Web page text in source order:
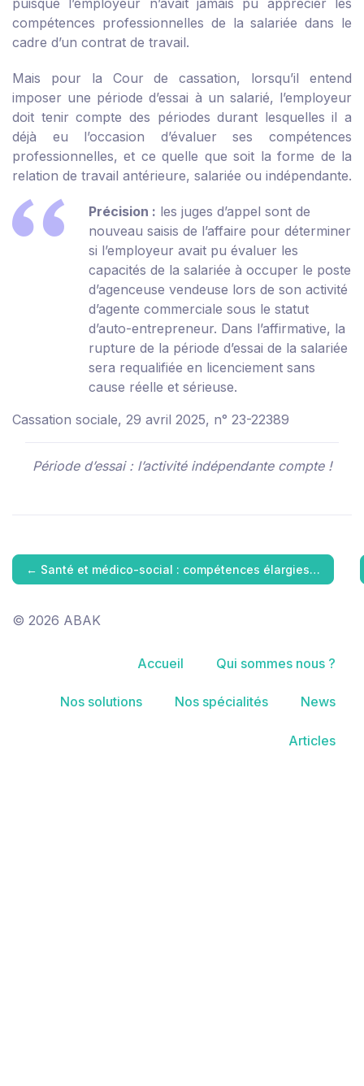
puisque l’employeur n’avait jamais pu apprécier les
compétences professionnelles de la salariée dans le
cadre d’un contrat de travail.
Mais pour la Cour de cassation, lorsqu’il entend
imposer une période d’essai à un salarié, l’employeur
doit tenir compte des périodes durant lesquelles il a
déjà eu l’occasion d’évaluer ses compétences
professionnelles, et ce quelle que soit la forme de la
relation de travail antérieure, salariée ou indépendante.
Précision : les juges d’appel sont de
nouveau saisis de l’affaire pour déterminer
si l’employeur avait pu évaluer les
capacités de la salariée à occuper le poste
d’agenceuse vendeuse lors de son activité
d’agente commerciale sous le statut
d’auto-entrepreneur. Dans l’affirmative, la
rupture de la période d’essai de la salariée
sera requalifiée en licenciement sans
cause réelle et sérieuse.
Cassation sociale, 29 avril 2025, n° 23-22389
Période d’essai : l’activité indépendante compte !
← Santé et médico-social : compétences élargies…
© 2026 ABAK
Accueil Qui sommes nous ?
Nos solutions Nos spécialités News
Articles